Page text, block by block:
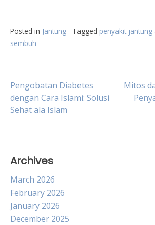
Posted in Jantung Tagged penyakit jantung
sembuh
Post
navigation
Pengobatan Diabetes
dengan Cara Islami: Solusi
Sehat ala Islam
Mitos
Archives
March 2026
February 2026
January 2026
December 2025